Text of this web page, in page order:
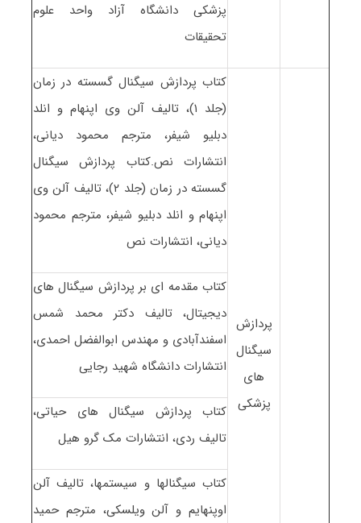
پزشکی دانشگاه آزاد واحد علوم
تحقیقات
پردازش
سیگنال
های
پزشکی
کتاب پردازش سیگنال گسسته در زمان
(جلد ۱)، تالیف آلن وی اپنهام و انلد
دبلیو شیفر، مترجم محمود دیانی،
انتشارات نص.کتاب پردازش سیگنال
گسسته در زمان (جلد ۲)، تالیف آلن وی
اپنهام و انلد دبلیو شیفر، مترجم محمود
دیانی، انتشارات نص
کتاب مقدمه ای بر پردازش سیگنال های
دیجیتال، تالیف دکتر محمد شمس
اسفندآبادی و مهندس ابوالفضل احمدی،
انتشارات دانشگاه شهید رجایی
کتاب پردازش سیگنال های حیاتی،
تالیف ردی، انتشارات مک گرو هیل
کتاب سیگنالها و سیستمها، تالیف آلن
اوپنهایم و آلن ویلسکی، مترجم حمید